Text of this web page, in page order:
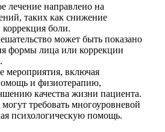
лечение направлено на
таких как снижение
боли.
может быть показано
формы лица или коррекции
мероприятия, включая
и физиотерапию,
качества жизни пациента.
требовать многоуровневой
психологическую помощь.